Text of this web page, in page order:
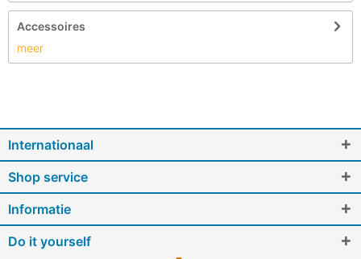
Accessoires
meer
Internationaal
Shop service
Informatie
Do it yourself